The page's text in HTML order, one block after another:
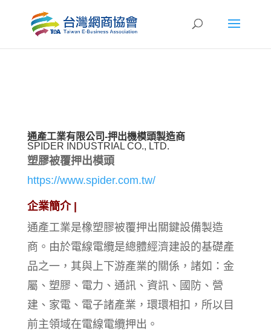
通產工業有限公司-押出機模頭製造商
SPIDER INDUSTRIAL CO., LTD.
塑膠被覆押出模頭
https://www.spider.com.tw/
企業簡介 |
通產工業是橡塑膠被覆押出關鍵設備製造
商。由於電線電纜是總體經濟建設的基礎產
品之一，其與上下游產業的關係，諸如：金
屬、塑膠、電力、通訊、資訊、國防、營
建、家電、電子諸產業，環環相扣，所以目
前主領域在電線電纜押出。